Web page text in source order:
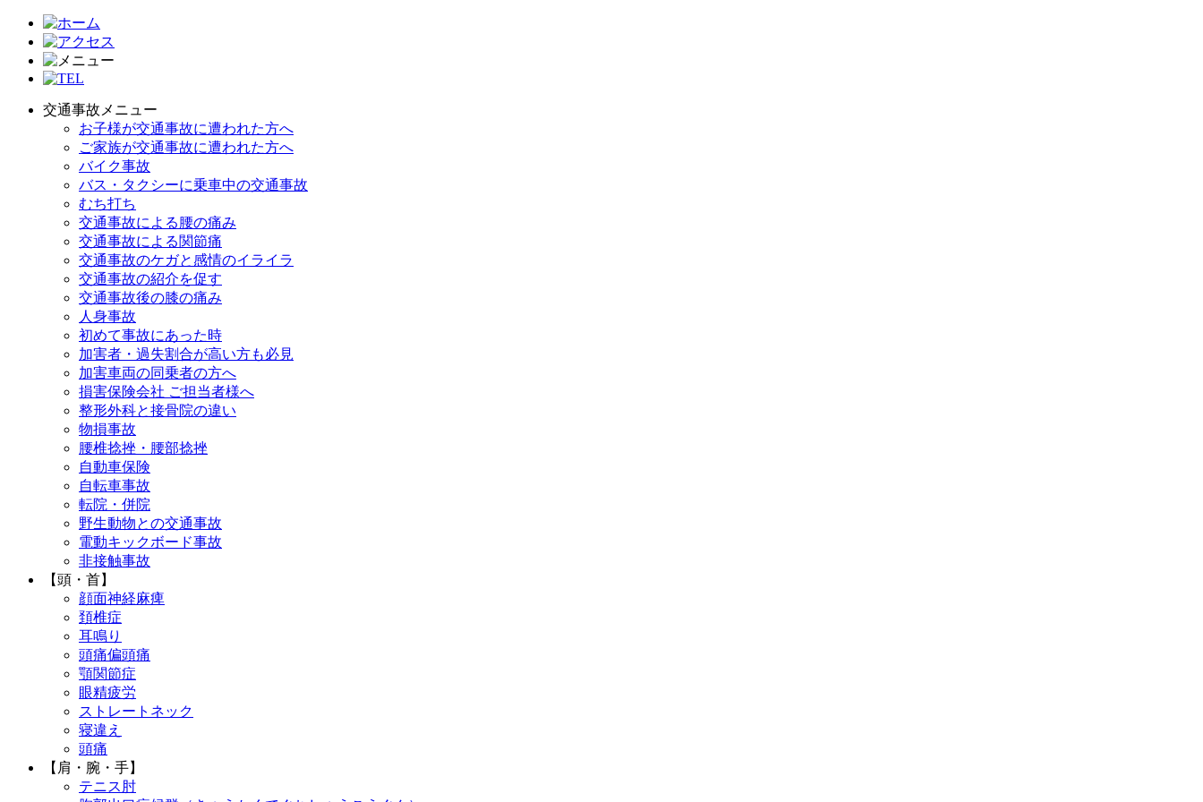
交通事故メニュー
お子様が交通事故に遭われた方へ
ご家族が交通事故に遭われた方へ
バイク事故
バス・タクシーに乗車中の交通事故
むち打ち
交通事故による腰の痛み
交通事故による関節痛
交通事故のケガと感情のイライラ
交通事故の紹介を促す
交通事故後の膝の痛み
人身事故
初めて事故にあった時
加害者・過失割合が高い方も必見
加害車両の同乗者の方へ
損害保険会社 ご担当者様へ
整形外科と接骨院の違い
物損事故
腰椎捻挫・腰部捻挫
自動車保険
自転車事故
転院・併院
野生動物との交通事故
電動キックボード事故
非接触事故
【頭・首】
顔面神経麻痺
頚椎症
耳鳴り
頭痛偏頭痛
顎関節症
眼精疲労
ストレートネック
寝違え
頭痛
【肩・腕・手】
テニス肘